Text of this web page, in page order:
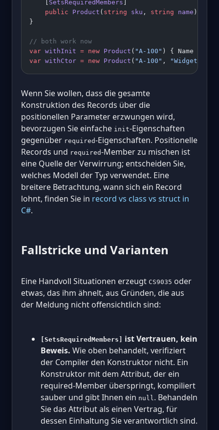
SetsRequiredMembers
    public
Product ( string sku , string name ) :
}
// both work now
var withInit = new Product ( "A-100" ) { Name
var withCtor = new Product ( "A-100" , "Widget"
Wenn Sie wollen, dass die gesamte
Konstruktion des Records über die
positionellen Parameter erzwungen wird,
bevorzugen Sie einfache init-Eigenschaften
gegenüber required-Eigenschaften. Positionelle
Records und required-Member zu mischen ist
eine Quelle der Verwirrung; entscheiden Sie,
welches Modell der Typ verwendet. Eine
breitere Betrachtung, wann sich ein Record
lohnt, finden Sie in record vs class vs struct in
C#.
Fallstricke und Varianten
Eine Handvoll Situationen erzeugt CS9035 oder
etwas, das ihm ähnelt, aus Gründen, die aus
der Meldung nicht offensichtlich sind:
[SetsRequiredMembers]
ist Vertrauen, kein
Beweis. Wie oben behandelt, verifiziert
der Compiler den Konstruktor nicht. Ein
Konstruktor mit dem Attribut, der ein
required-Member überspringt, kompiliert
sauber und gibt Ihnen ein null . Behandeln
Sie das Attribut als einen Vertrag, für
dessen Einhaltung Sie verantwortlich sind.